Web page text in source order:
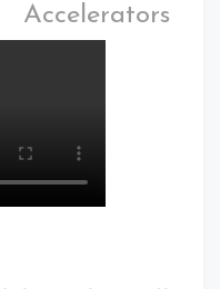
Accelerators